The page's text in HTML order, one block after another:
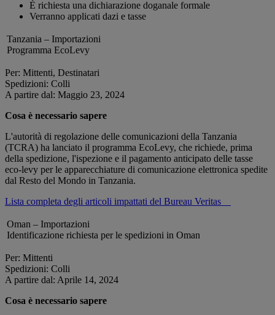
È richiesta una dichiarazione doganale formale
Verranno applicati dazi e tasse
Tanzania – Importazioni
Programma EcoLevy
Per: Mittenti, Destinatari
Spedizioni: Colli
A partire dal: Maggio 23, 2024
Cosa è necessario sapere
L'autorità di regolazione delle comunicazioni della Tanzania
(TCRA) ha lanciato il programma EcoLevy, che richiede, prima
della spedizione, l'ispezione e il pagamento anticipato delle tasse
eco-levy per le apparecchiature di comunicazione elettronica spedite
dal Resto del Mondo in Tanzania.
Lista completa degli articoli impattati del Bureau Veritas
Oman – Importazioni
Identificazione richiesta per le spedizioni in Oman
Per: Mittenti
Spedizioni: Colli
A partire dal: Aprile 14, 2024
Cosa è necessario sapere